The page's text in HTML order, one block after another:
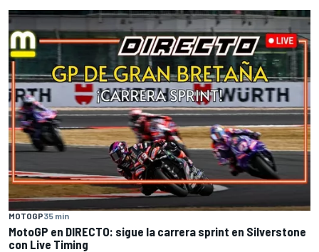
MOTOGP35 min
MotoGP en DIRECTO: sigue la carrera sprint en Silverstone
con Live Timing